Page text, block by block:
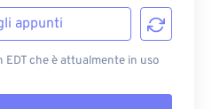
appunti
EDT che è attualmente in uso